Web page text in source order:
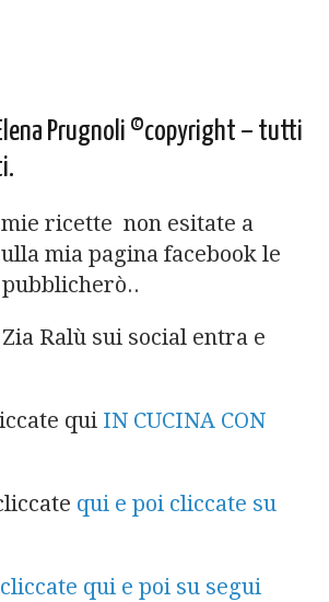
Prugnoli ©copyright – tutti
ricette non esitate a
mia pagina facebook le
Ralù sui social entra e
qui IN CUCINA CON
qui e poi cliccate su
qui e poi su segui